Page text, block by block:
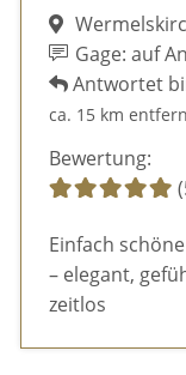
Gage: auf
Antwortet
ca. 15 km
Bewertung:
Einfach
– elegant,
zeitlos